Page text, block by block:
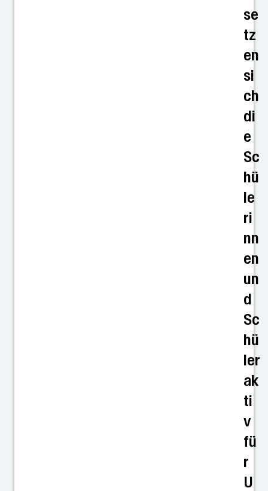
se
tz
en
si
ch
di
e
Sc
hü
le
ri
nn
en
un
d
Sc
hü
ler
ak
ti
v
fü
r
U